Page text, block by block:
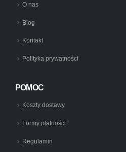
O nas
Blog
Kontakt
Polityka prywatności
POMOC
Koszty dostawy
Formy płatności
Regulamin